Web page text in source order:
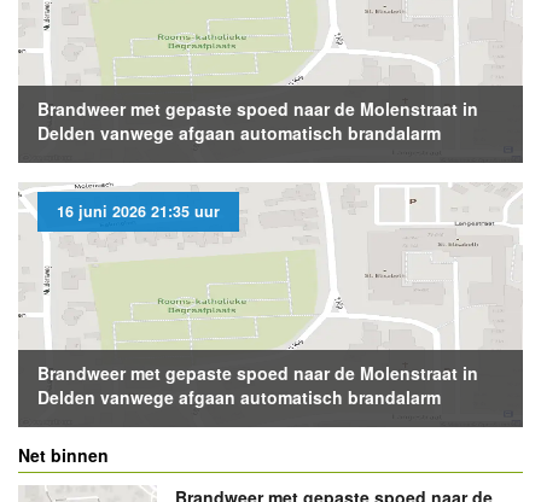
Brandweer met gepaste spoed naar de Molenstraat in
Delden vanwege afgaan automatisch brandalarm
16 juni 2026 21:35 uur
Brandweer met gepaste spoed naar de Molenstraat in
Delden vanwege afgaan automatisch brandalarm
Net binnen